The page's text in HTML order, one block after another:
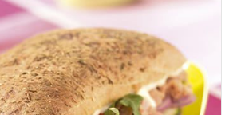
AANMELDEN
RECEPTEN
WEEKMENU'S